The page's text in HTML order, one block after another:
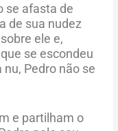
se afasta de
de sua nudez
ele e,
se escondeu
Pedro não se
e partilham o